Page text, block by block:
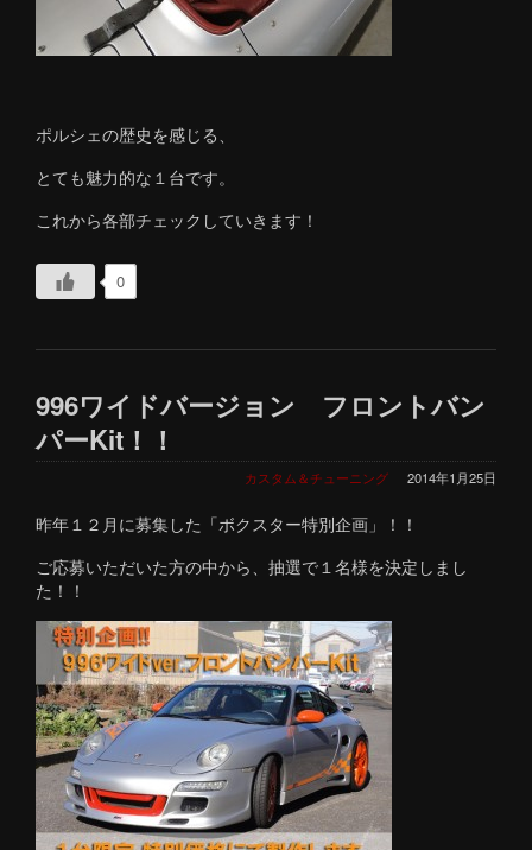
ポルシェの歴史を感じる、
とても魅力的な１台です。
これから各部チェックしていきます！
0
996ワイドバージョン フロントバン
パーKit！！
2014年1月25日
カスタム＆チューニング
昨年１２月に募集した「ボクスター特別企画」！！
ご応募いただいた方の中から、抽選で１名様を決定しまし
た！！